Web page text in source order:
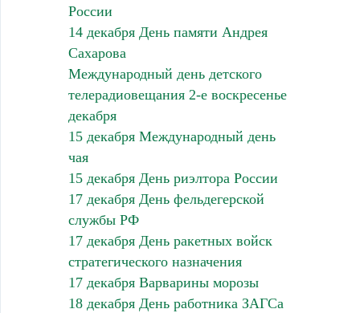
России
14 декабря День памяти Андрея
Сахарова
Международный день детского
телерадиовещания 2-е воскресенье
декабря
15 декабря Международный день
чая
15 декабря День риэлтора России
17 декабря День фельдегерской
службы РФ
17 декабря День ракетных войск
стратегического назначения
17 декабря Варварины морозы
18 декабря День работника ЗАГСа